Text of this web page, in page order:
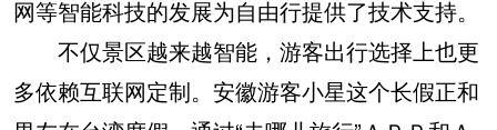
网等智能科技的发展为自由行提供了技术支持。
不仅景区越来越智能，游客出行选择上也更
多依赖互联网定制。安徽游客小星这个长假正和